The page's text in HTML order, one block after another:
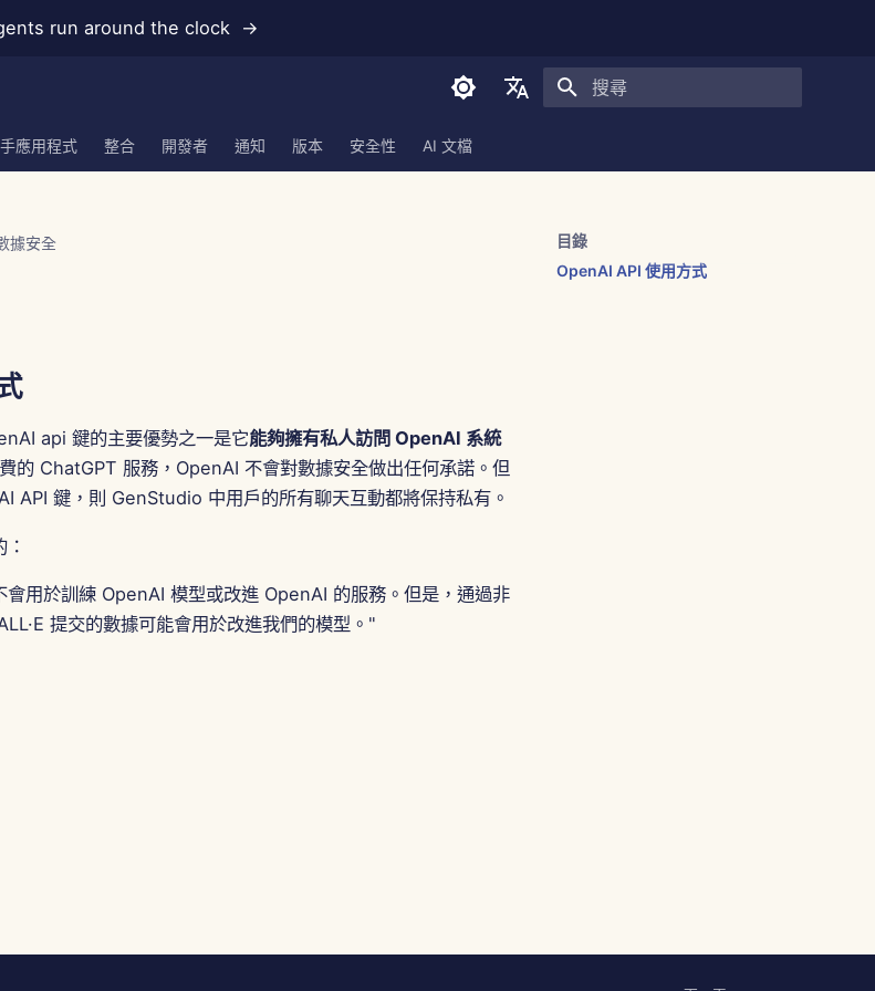
run around the clock →
English
한국어
Português
應用程式 整合 開發者 通知 版本 安全性 AI 文檔
目錄
OpenAI API 使用方式
據安全
api 鍵的主要優勢之一是它能夠擁有私人訪問 OpenAI 系統
的 ChatGPT 服務，OpenAI 不會對數據安全做出任何承諾。但
API 鍵，則 GenStudio 中用戶的所有聊天互動都將保持私有。
用於訓練 OpenAI 模型或改進 OpenAI 的服務。但是，通過非
提交的數據可能會用於改進我們的模型。"